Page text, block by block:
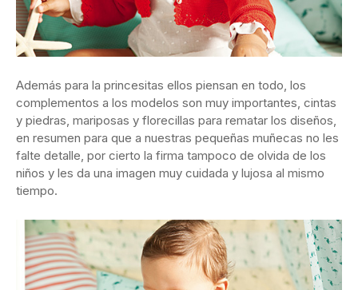
Además para la princesitas ellos piensan en todo, los
complementos a los modelos son muy importantes, cintas
y piedras, mariposas y florecillas para rematar los diseños,
en resumen para que a nuestras pequeñas muñecas no les
falte detalle, por cierto la firma tampoco de olvida de los
niños y les da una imagen muy cuidada y lujosa al mismo
tiempo.